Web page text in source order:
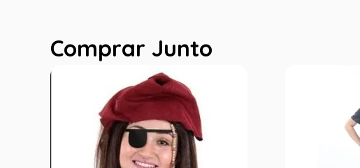
Comprar Junto